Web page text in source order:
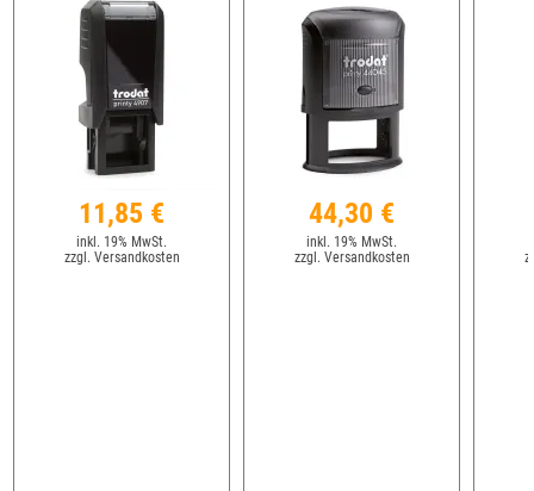
11,85 €
inkl. 19% MwSt.
zzgl. Versandkosten
44,30 €
inkl. 19% MwSt.
zzgl. Versandkosten